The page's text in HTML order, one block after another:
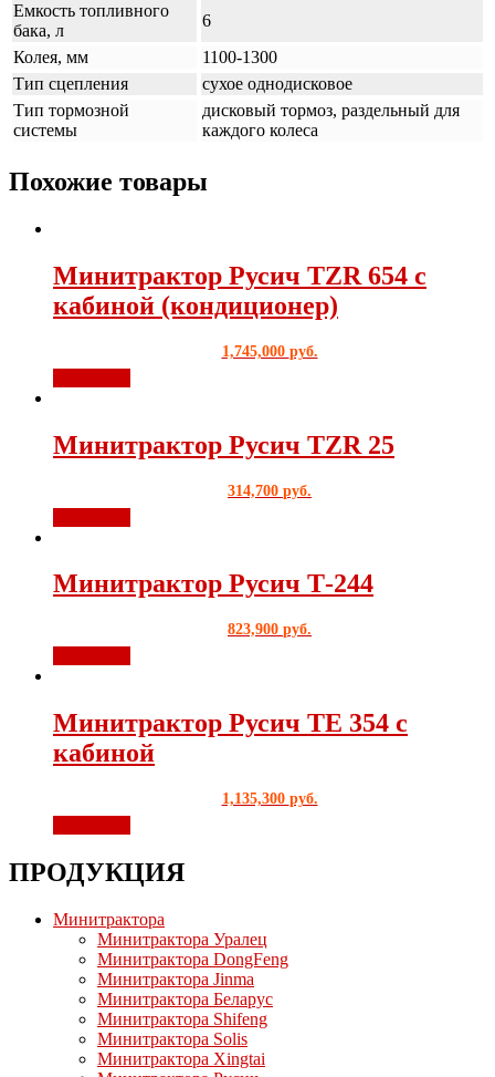
Емкость топливного
бака, л
6
Колея, мм
1100-1300
Тип сцепления
сухое однодисковое
Тип тормозной
системы
дисковый тормоз, раздельный для
каждого колеса
Похожие товары
Минитрактор Русич TZR 654 с
кабиной (кондиционер)
1,745,000 руб.
Минитрактор Русич TZR 25
314,700 руб.
Минитрактор Русич Т-244
823,900 руб.
Минитрактор Русич ТЕ 354 с
кабиной
1,135,300 руб.
ПРОДУКЦИЯ
Минитрактора
Минитрактора Уралец
Минитрактора DongFeng
Минитрактора Jinma
Минитрактора Беларус
Минитрактора Shifeng
Минитрактора Solis
Минитрактора Xingtai